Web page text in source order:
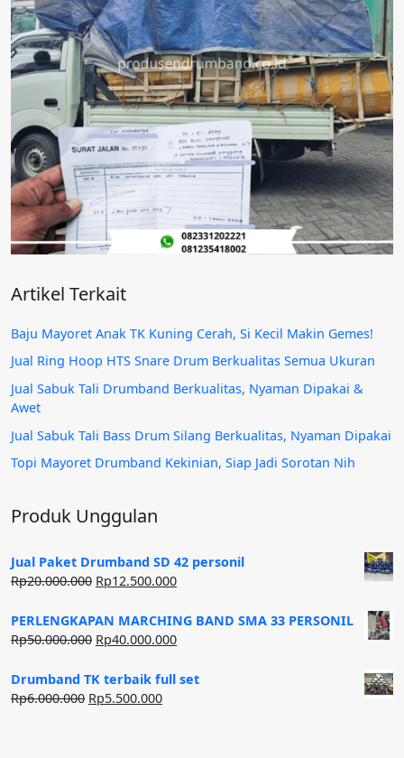
Artikel Terkait
Baju Mayoret Anak TK Kuning Cerah, Si Kecil Makin Gemes!
Jual Ring Hoop HTS Snare Drum Berkualitas Semua Ukuran
Jual Sabuk Tali Drumband Berkualitas, Nyaman Dipakai &
Awet
Jual Sabuk Tali Bass Drum Silang Berkualitas, Nyaman Dipakai
Topi Mayoret Drumband Kekinian, Siap Jadi Sorotan Nih
Produk Unggulan
Jual Paket Drumband SD 42 personil
Rp20.000.000 Harga
adalah:
Rp20.000.000.
Rp12.500.000Harga
ini
adalah:
PERLENGKAPAN MARCHING BAND SMA 33 PERSONIL
Rp50.000.000 Harga
adalah:
Rp50.000.000.
Rp40.000.000Harga
ini
Drumband TK terbaik full set
Rp6.000.000 Harga
Rp5.500.000Harga